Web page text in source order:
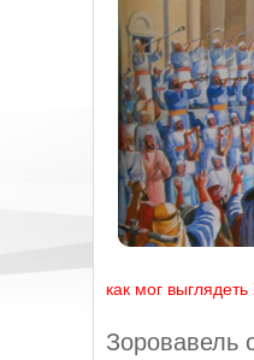
как мог
Зоровавель